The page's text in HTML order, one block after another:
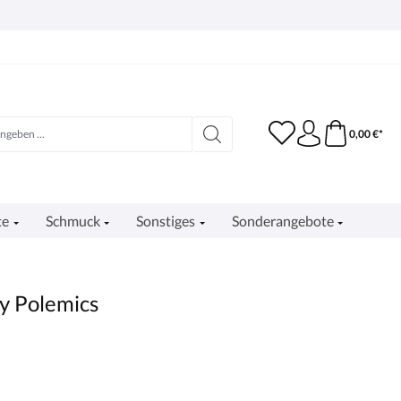
0,00 €*
Schmuck Sonstiges Sonderangebote
Polemics